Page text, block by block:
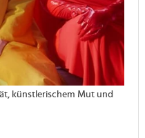
künstlerischem Mut und